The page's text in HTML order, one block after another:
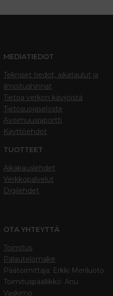
MEDIATIEDOT
Tekniset tiedot, aikataulut ja
ilmoitushinnat
Tietoa verkon kävijöistä
Tietosuojaseloste
Avoimuusraportti
Käyttöehdot
TUOTTEET
Aikakauslehdet
Verkkopalvelut
Digilehdet
OTA YHTEYTTÄ
Toimitus
Palautelomake
Päätoimittaja: Erkki Meriluoto
Toimituspäällikkö: Anu
Vaskimo